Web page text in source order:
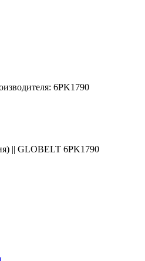
6PK1790
|| GLOBELT 6PK1790